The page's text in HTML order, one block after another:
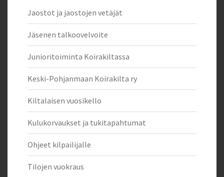
Jaostot ja jaostojen vetäjät
Jäsenen talkoovelvoite
Junioritoiminta Koirakiltassa
Keski-Pohjanmaan Koirakilta ry
Kiltalaisen vuosikello
Kulukorvaukset ja tukitapahtumat
Ohjeet kilpailijalle
Tilojen vuokraus